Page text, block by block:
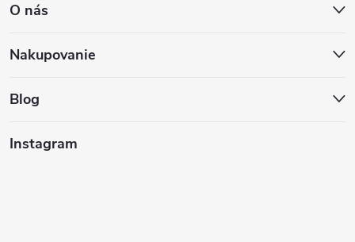
p
ä
O nás
Nakupovanie
Blog
Instagram